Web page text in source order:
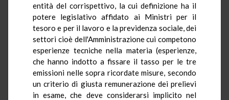
entità del corrispettivo, la cui definizione ha il
potere legislativo affidato ai Ministri per il
tesoro e per il lavoro e la previdenza sociale, dei
settori cioè dell'Amministrazione cui competono
esperienze tecniche nella materia (esperienze,
che hanno indotto a fissare il tasso per le tre
emissioni nelle sopra ricordate misure, secondo
un criterio di giusta remunerazione dei prelievi
in esame, che deve considerarsi implicito nel